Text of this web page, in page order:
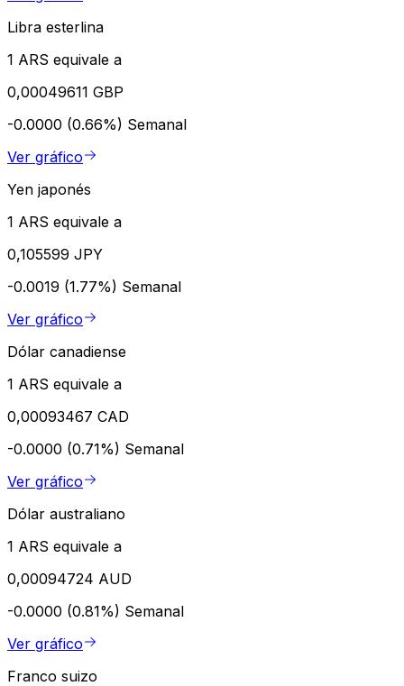
Libra esterlina
1 ARS equivale a
0,00049611 GBP
-0.0000 (0.66%) Semanal
Ver gráfico
Yen japonés
1 ARS equivale a
0,105599 JPY
-0.0019 (1.77%) Semanal
Ver gráfico
Dólar canadiense
1 ARS equivale a
0,00093467 CAD
-0.0000 (0.71%) Semanal
Ver gráfico
Dólar australiano
1 ARS equivale a
0,00094724 AUD
-0.0000 (0.81%) Semanal
Ver gráfico
Franco suizo